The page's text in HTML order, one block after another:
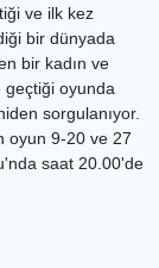
ve ilk kez
bir dünyada
bir kadın ve
geçtiği oyunda
sorgulanıyor.
oyun 9-20 ve 27
saat 20.00'de